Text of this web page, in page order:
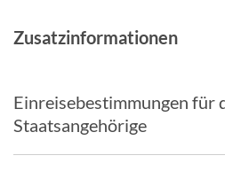
Zusatzinformationen
Einreisebestimmungen für
Staatsangehörige